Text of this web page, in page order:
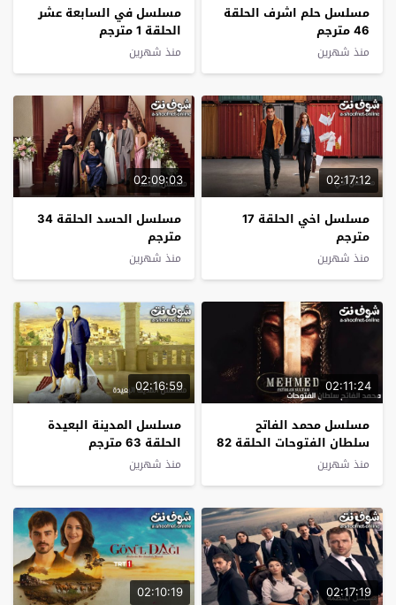
مسلسل حلم اشرف الحلقة
46 مترجم
منذ شهرين
مسلسل في السابعة عشر
الحلقة 1 مترجم
منذ شهرين
02:17:12
مسلسل اخي الحلقة 17
مترجم
منذ شهرين
02:09:03
مسلسل الحسد الحلقة 34
مترجم
منذ شهرين
02:11:24
مسلسل محمد الفاتح
سلطان الفتوحات الحلقة 82
مترجم
منذ شهرين
02:16:59
مسلسل المدينة البعيدة
الحلقة 63 مترجم
منذ شهرين
02:17:19
02:10:19